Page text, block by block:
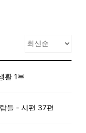
활 1부
들 - 시편 37편